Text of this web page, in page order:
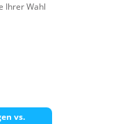
Ihrer Wahl
vs.